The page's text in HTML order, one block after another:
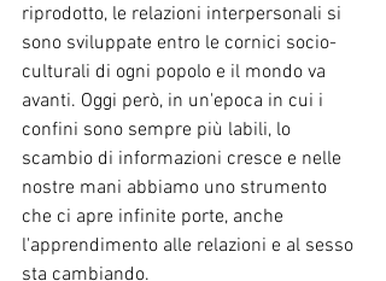
riprodotto, le relazioni interpersonali si
sono sviluppate entro le cornici socio-
culturali di ogni popolo e il mondo va
avanti. Oggi però, in un'epoca in cui i
confini sono sempre più labili, lo
scambio di informazioni cresce e nelle
nostre mani abbiamo uno strumento
che ci apre infinite porte, anche
l'apprendimento alle relazioni e al sesso
sta cambiando.